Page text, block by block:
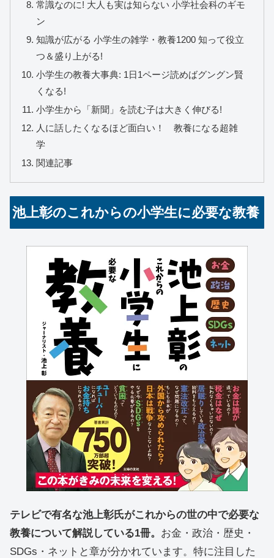
常識なのに! 大人も実は知らない 小学社会科のギモ
ン
知識が広がる 小学生の雑学・教養1200 知って役立
つ＆盛り上がる!
小学生の教養大事典: 1日1ページ読めばグングン賢
くなる!
小学生から「新聞」を読む子は大きく伸びる!
人に話したくなるほど面白い！ 教養になる超雑
学
関連記事
池上彰のこれからの小学生に必要な教養
テレビで有名な池上彰氏がこれからの世の中で必要な
教養について解説している1冊。 お金・政治・歴史・
SDGs・ネットと章が分かれています。特に注目した